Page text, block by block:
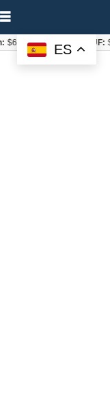
ES
(-1.74%) UF: